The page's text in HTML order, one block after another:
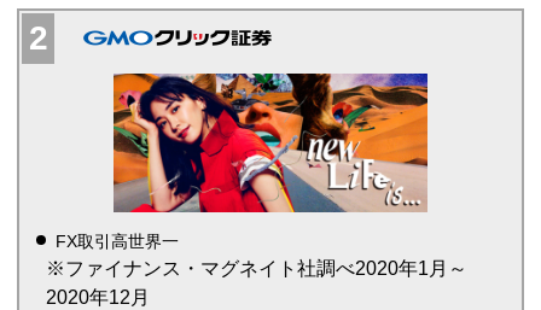
FX取引高世界一
※ファイナンス・マグネイト社調べ2020年1月～
2020年12月